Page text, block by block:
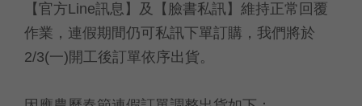
【官方Line訊息】及【臉書私訊】維持正常回覆
作業，連假期間仍可私訊下單訂購，我們將於
2/3(一)開工後訂單依序出貨。